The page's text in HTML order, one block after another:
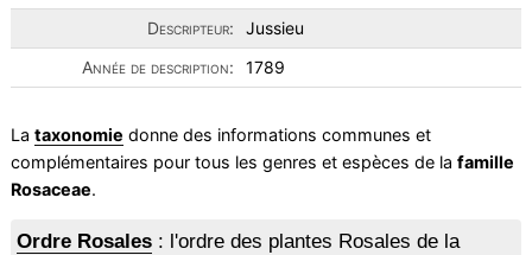
Descripteur:
Jussieu
Année de description:
1789
La taxonomie donne des informations communes et
complémentaires pour tous les genres et espèces de la famille
Rosaceae.
Ordre Rosales: l'ordre des plantes Rosales de la